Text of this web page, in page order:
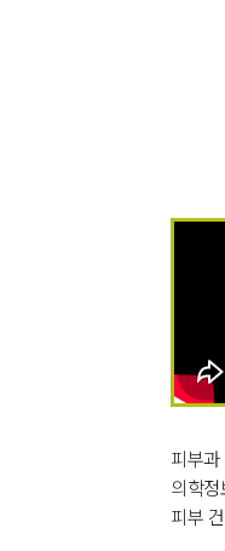
피부
의학정
피부